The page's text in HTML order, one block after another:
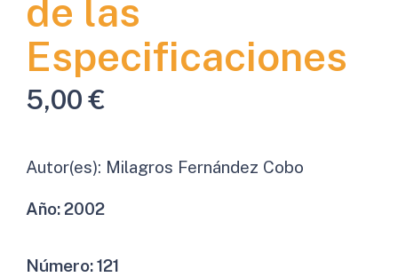
de las
Especificaciones
5,00€
Autor(es): Milagros Fernández Cobo
Año:2002
Número:121